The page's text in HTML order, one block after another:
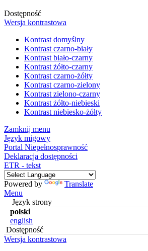
Dostępność
Wersja kontrastowa
Kontrast domyślny
Kontrast czarno-biały
Kontrast biało-czarny
Kontrast żółto-czarny
Kontrast czarno-żółty
Kontrast czarno-zielony
Kontrast zielono-czarny
Kontrast żółto-niebieski
Kontrast niebiesko-żółty
Zamknij menu
Język migowy
Portal Niepełnosprawność
Deklaracja dostępności
ETR - tekst
Powered by
Translate
Menu
Język strony
polski
english
Dostępność
Wersja kontrastowa